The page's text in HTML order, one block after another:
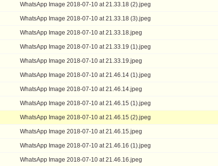
WhatsApp Image 2018-07-10 at 21.33.18 (2).jpeg
WhatsApp Image 2018-07-10 at 21.33.18 (3).jpeg
WhatsApp Image 2018-07-10 at 21.33.18.jpeg
WhatsApp Image 2018-07-10 at 21.33.19 (1).jpeg
WhatsApp Image 2018-07-10 at 21.33.19.jpeg
WhatsApp Image 2018-07-10 at 21.46.14 (1).jpeg
WhatsApp Image 2018-07-10 at 21.46.14.jpeg
WhatsApp Image 2018-07-10 at 21.46.15 (1).jpeg
WhatsApp Image 2018-07-10 at 21.46.15 (2).jpeg
WhatsApp Image 2018-07-10 at 21.46.15.jpeg
WhatsApp Image 2018-07-10 at 21.46.16 (1).jpeg
WhatsApp Image 2018-07-10 at 21.46.16.jpeg